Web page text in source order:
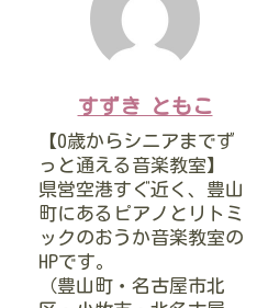
すずき ともこ
【0歳からシニアまでず
っと通える音楽教室】
県営空港すぐ近く、豊山
町にあるピアノとリトミ
ックのおうか音楽教室の
HPです。
（豊山町・名古屋市北